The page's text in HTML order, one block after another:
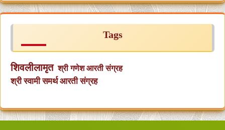
Tags
शिवलीलामृत श्री गणेश आरती संग्रह
श्री स्वामी समर्थ आरती संग्रह